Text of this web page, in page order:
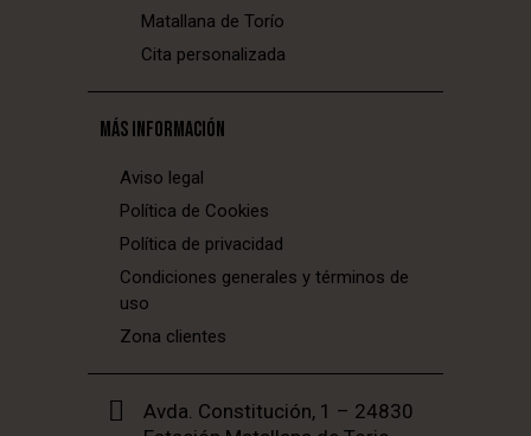
Matallana de Torío
Cita personalizada
MÁS INFORMACIÓN
Aviso legal
Política de Cookies
Política de privacidad
Condiciones generales y términos de
uso
Zona clientes
Avda. Constitución, 1 – 24830